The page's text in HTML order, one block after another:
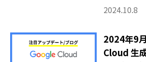
2024.10.8
2024年9
Cloud 生